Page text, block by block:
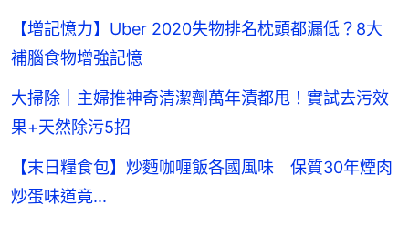
【增記憶力】Uber 2020失物排名枕頭都漏低？8大
補腦食物增強記憶
大掃除｜主婦推神奇清潔劑萬年漬都甩！實試去污效
果+天然除污5招
【末日糧食包】炒麪咖喱飯各國風味 保質30年煙肉
炒蛋味道竟...